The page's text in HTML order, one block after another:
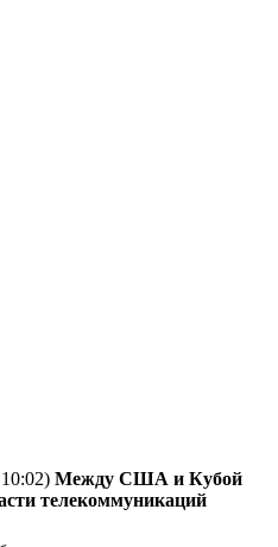
Между США и Кубой
телекоммуникаций